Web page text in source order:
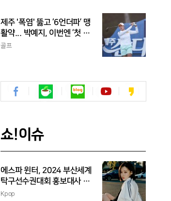
제주 '폭염' 뚫고 ‘6언더파’ 맹
활약... 박예지, 이번엔 ‘첫 우
승’ 가나
골프
쇼!이슈
에스파 윈터, 2024 부산세계
탁구선수권대회 홍보대사 위
촉
Kpop